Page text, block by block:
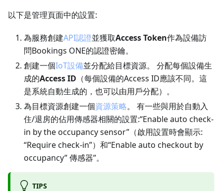
以下是管理頁面中的設置:
為服務創建API認證並獲取Access Token作為設備訪
問Bookings ONE的認證密鑰。
創建一個IoT設備並分配給目標資源。 分配每個設備生
成的Access ID （每個設備的Access ID應該不同。這
是系統自動生成的，也可以由用戶分配）。
為目標資源創建一個資源策略。 有一些與用於自動入
住/退房的佔用傳感器相關的設置:“Enable auto check-
in by the occupancy sensor”（啟用設置時會顯示:
“Require check-in”）和“Enable auto checkout by
occupancy” 傳感器”。
TIPS